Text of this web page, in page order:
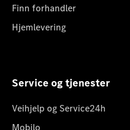
Finn forhandler
Hjemlevering
Service og tjenester
Veihjelp og Service24h
Mobilo